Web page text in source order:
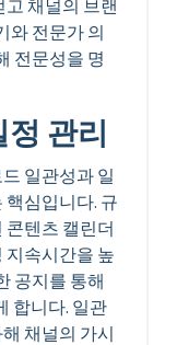
고 채널의 브랜
와 전문가 의
전문성을 명
관리
일관성과 일
핵심입니다. 규
콘텐츠 캘린더
지속시간을 높
공지를 통해
합니다. 일관
채널의 가시